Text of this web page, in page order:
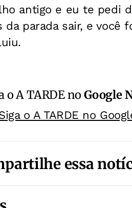
antigo e eu te pedi
da parada sair, e você
o A TARDE noGoogle
o A TARDE no
essa